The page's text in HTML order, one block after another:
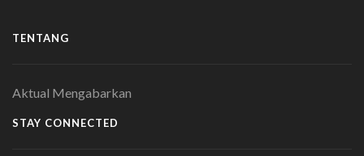
TENTANG
Aktual Mengabarkan
STAY CONNECTED